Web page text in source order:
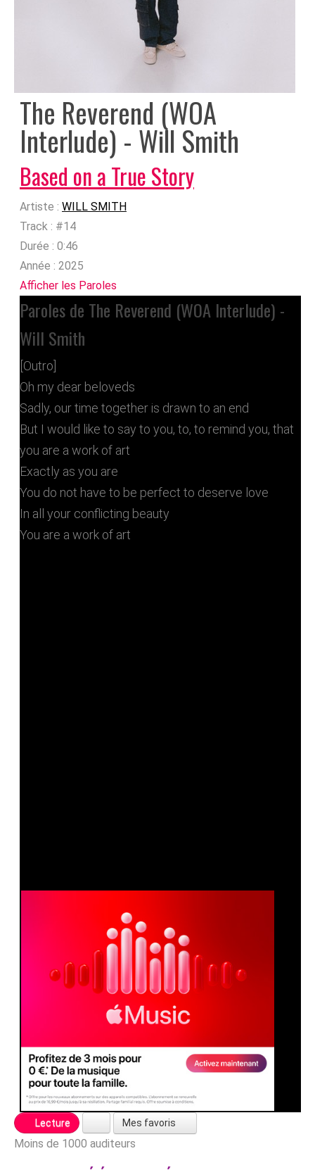
The Reverend (WOA
Interlude) - Will Smith
Based on a True Story
Artiste : WILL SMITH
Track : #14
Durée : 0:46
Année : 2025
Afficher les Paroles
Paroles de The Reverend (WOA Interlude) -
Will Smith
[Outro]
Oh my dear beloveds
Sadly, our time together is drawn to an end
But I would like to say to you, to, to remind you, that
you are a work of art
Exactly as you are
You do not have to be perfect to deserve love
In all your conflicting beauty
You are a work of art
Lecture Mes favoris
Moins de 1000 auditeurs